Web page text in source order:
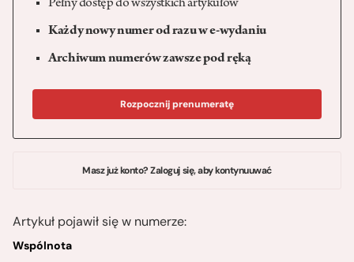
Pełny dostęp do wszystkich artykułów
Każdy nowy numer od razu w e-wydaniu
Archiwum numerów zawsze pod ręką
Rozpocznij prenumeratę
Masz już konto? Zaloguj się, aby kontynuuwać
Artykuł pojawił się w numerze:
Wspólnota